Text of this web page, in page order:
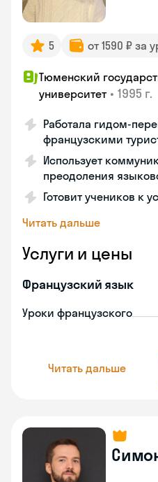
5 от 1590 ₽ за
Тюменский
университет • 1995 г.
Работала гидом-
французскими
Использует
преодоления
Готовит учеников к
Читать дальше
Услуги и цены
Французский язык
Уроки французского
Читать дальше